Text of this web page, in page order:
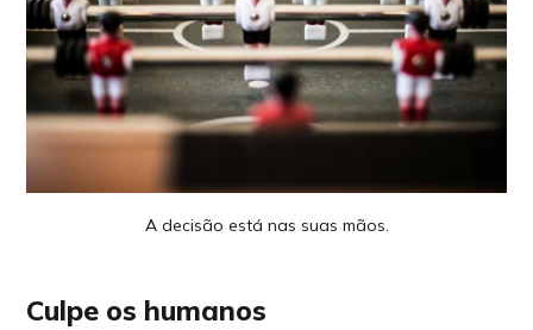
A decisão está nas suas mãos.
Culpe os humanos